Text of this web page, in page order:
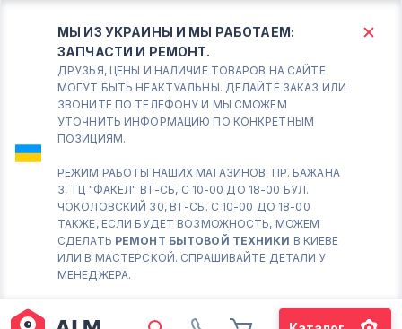
МЫ ИЗ УКРАИНЫ И МЫ РАБОТАЕМ:
ЗАПЧАСТИ И РЕМОНТ.
ДРУЗЬЯ, ЦЕНЫ И НАЛИЧИЕ ТОВАРОВ НА САЙТЕ
МОГУТ БЫТЬ НЕАКТУАЛЬНЫ. ДЕЛАЙТЕ ЗАКАЗ ИЛИ
ЗВОНИТЕ ПО ТЕЛЕФОНУ И МЫ СМОЖЕМ
УТОЧНИТЬ ИНФОРМАЦИЮ ПО КОНКРЕТНЫМ
ПОЗИЦИЯМ.
РЕЖИМ РАБОТЫ НАШИХ МАГАЗИНОВ: ПР. БАЖАНА
3, ТЦ "ФАКЕЛ" ВТ-СБ, С 10-00 ДО 18-00 БУЛ.
ЧОКОЛОВСКИЙ 30, ВТ-СБ. С 10-00 ДО 18-00
ТАКЖЕ, ЕСЛИ БУДЕТ ВОЗМОЖНОСТЬ, МОЖЕМ
СДЕЛАТЬ РЕМОНТ БЫТОВОЙ ТЕХНИКИ В КИЕВЕ
ИЛИ В МАСТЕРСКОЙ. СПРАШИВАЙТЕ ДЕТАЛИ У
МЕНЕДЖЕРА.
КИЕВ БОРИСПОЛЬ
Вт.- Сб.
10:00 - 18:00
Соломенский район - ВТ-
СБ. с 10-00 до 18-00
(098) 672 76 42
(063) 722 37 14